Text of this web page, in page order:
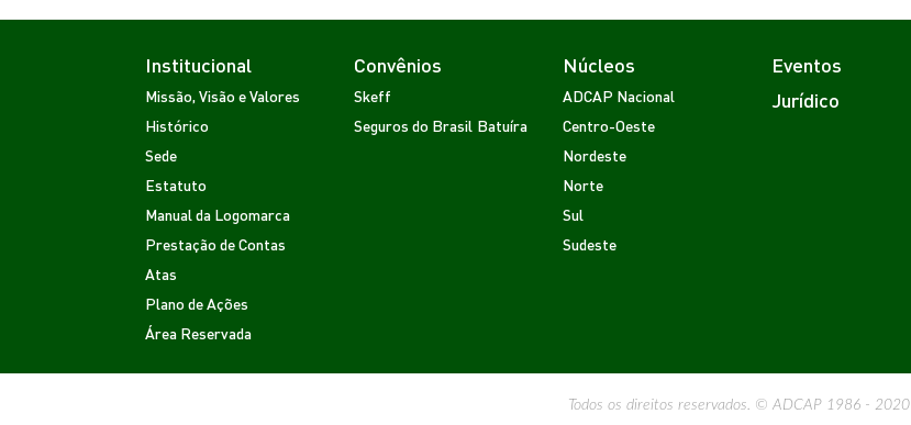
Institucional
Missão, Visão e Valores
Histórico
Sede
Estatuto
Manual da Logomarca
Prestação de Contas
Atas
Plano de Ações
Área Reservada
Convênios
Skeff
Seguros do Brasil Batuíra
Núcleos
ADCAP Nacional
Centro-Oeste
Nordeste
Norte
Sul
Sudeste
Eventos
Jurídico
Todos os direitos reservados. © ADCAP 1986 - 2020